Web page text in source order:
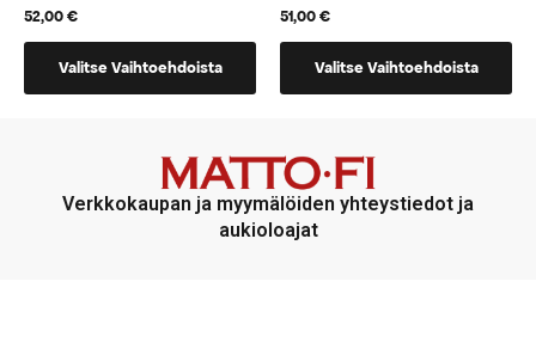
52,00€
Valitse Vaihtoehdoista
voidaan
51,00€
Valitse Vaihtoehdoista
jotka
voidaan
valita
tuotteen
Verkkokaupan ja myymälöiden yhteystiedot ja
aukioloajat